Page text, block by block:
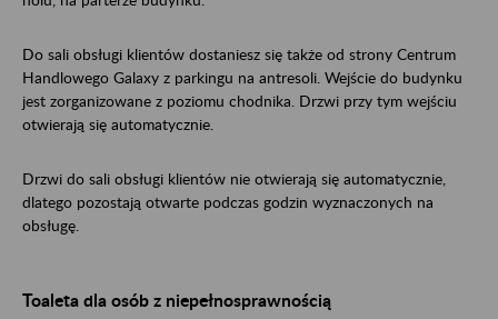
Do sali obsługi klientów dostaniesz się także od strony Centrum
Handlowego Galaxy z parkingu na antresoli. Wejście do budynku
jest zorganizowane z poziomu chodnika. Drzwi przy tym wejściu
otwierają się automatycznie.
Drzwi do sali obsługi klientów nie otwierają się automatycznie,
dlatego pozostają otwarte podczas godzin wyznaczonych na
obsługę.
Toaleta dla osób z niepełnosprawnością